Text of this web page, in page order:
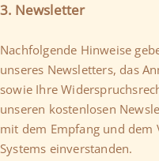
3. Newsletter
Nachfolgende Hinweise
unseres Newsletters, das
sowie Ihre
unseren kostenlosen
mit dem Empfang und dem
Systems einverstanden.